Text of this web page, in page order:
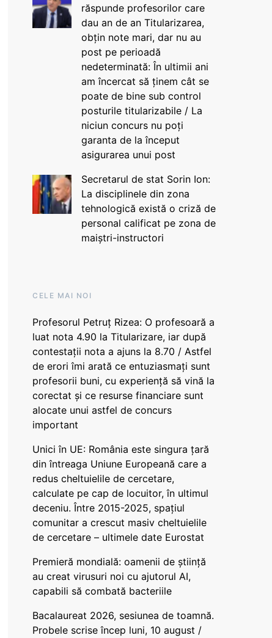
răspunde profesorilor care
dau an de an Titularizarea,
obțin note mari, dar nu au
post pe perioadă
nedeterminată: În ultimii ani
am încercat să ținem cât se
poate de bine sub control
posturile titularizabile / La
niciun concurs nu poți
garanta de la început
asigurarea unui post
Secretarul de stat Sorin Ion:
La disciplinele din zona
tehnologică există o criză de
personal calificat pe zona de
maiștri-instructori
CELE MAI NOI
Profesorul Petruț Rizea: O profesoară a
luat nota 4.90 la Titularizare, iar după
contestații nota a ajuns la 8.70 / Astfel
de erori îmi arată ce entuziasmați sunt
profesorii buni, cu experiență să vină la
corectat și ce resurse financiare sunt
alocate unui astfel de concurs
important
Unici în UE: România este singura țară
din întreaga Uniune Europeană care a
redus cheltuielile de cercetare,
calculate pe cap de locuitor, în ultimul
deceniu. Între 2015-2025, spațiul
comunitar a crescut masiv cheltuielile
de cercetare – ultimele date Eurostat
Premieră mondială: oamenii de știință
au creat virusuri noi cu ajutorul AI,
capabili să combată bacteriile
Bacalaureat 2026, sesiunea de toamnă.
Probele scrise încep luni, 10 august /